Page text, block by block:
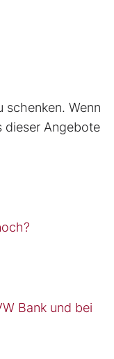
schenken. Wenn
dieser Angebote
Bank und bei